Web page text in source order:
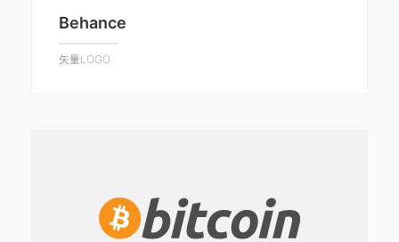
Behance
矢量LOGO